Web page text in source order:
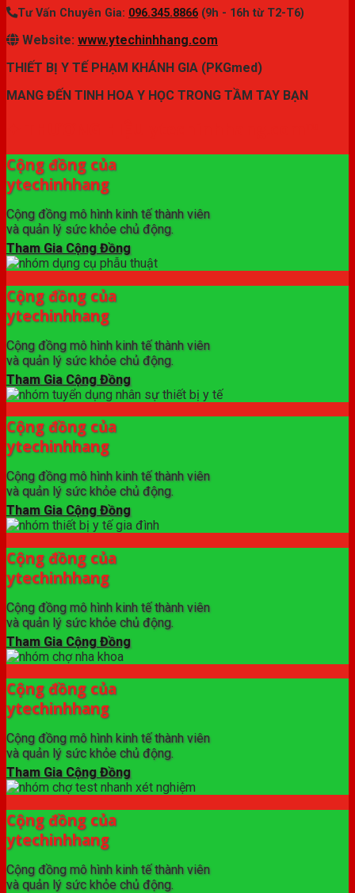
Tư Vấn Chuyên Gia: 096.345.8866 (9h - 16h từ T2-T6)
Website: www.ytechinhhang.com
THIẾT BỊ Y TẾ PHẠM KHÁNH GIA (PKGmed)
MANG ĐẾN TINH HOA Y HỌC TRONG TẦM TAY BẠN
Cộng đồng của
ytechinhhang
Cộng đồng mô hình kinh tế thành viên
và quản lý sức khỏe chủ động.
Tham Gia Cộng Đồng
Cộng đồng của
ytechinhhang
Cộng đồng mô hình kinh tế thành viên
và quản lý sức khỏe chủ động.
Tham Gia Cộng Đồng
Cộng đồng của
ytechinhhang
Cộng đồng mô hình kinh tế thành viên
và quản lý sức khỏe chủ động.
Tham Gia Cộng Đồng
Cộng đồng của
ytechinhhang
Cộng đồng mô hình kinh tế thành viên
và quản lý sức khỏe chủ động.
Tham Gia Cộng Đồng
Cộng đồng của
ytechinhhang
Cộng đồng mô hình kinh tế thành viên
và quản lý sức khỏe chủ động.
Tham Gia Cộng Đồng
Cộng đồng của
ytechinhhang
Cộng đồng mô hình kinh tế thành viên
và quản lý sức khỏe chủ động.